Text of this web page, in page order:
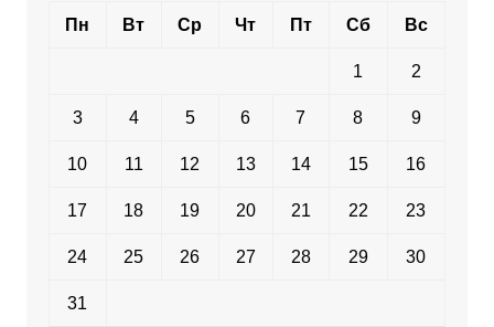
Пн Вт Ср Чт Пт Сб Вс
1 2
3 4 5 6 7 8 9
10 11 12 13 14 15 16
17 18 19 20 21 22 23
24 25 26 27 28 29 30
31